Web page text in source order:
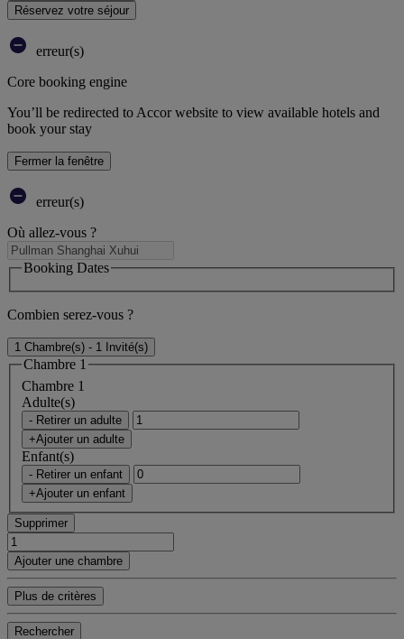
Réservez votre séjour
erreur(s)
Core booking engine
You’ll be redirected to Accor website to view available hotels and
book your stay
Fermer la fenêtre
erreur(s)
Où allez-vous ?
Booking Dates
Combien serez-vous ?
1 Chambre(s) - 1 Invité(s)
Chambre 1
Chambre 1
Adulte(s)
- Retirer un adulte
+Ajouter un adulte
Enfant(s)
- Retirer un enfant
+Ajouter un enfant
Supprimer
Ajouter une chambre
Plus de critères
Rechercher